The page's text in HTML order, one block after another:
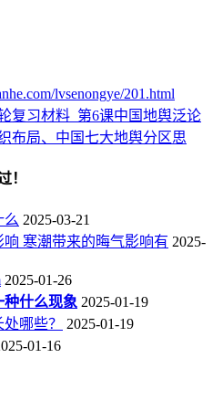
lvsenongye/201.html
复习材料_第6课中国地舆泛论
布局、中国七大地舆分区思
！
么 2025-03-21
寒潮带来的晦气影响有 2025-
2025-01-26
种什么现象 2025-01-19
哪些？
2025-01-19
01-16